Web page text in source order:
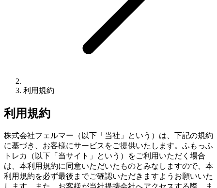
利用規約
利用規約
株式会社フェルマー（以下「当社」という）は、下記の規約
に基づき、お客様にサービスをご提供いたします。ふもっふ
トレカ（以下「当サイト」という）をご利用いただく場合
は、本利用規約に同意いただいたものとみなしますので、本
利用規約を必ず最後までご確認いただきますようお願いいた
します。また、お客様が当社提携会社へアクセスする際、ま